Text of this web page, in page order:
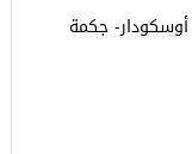
جكمة